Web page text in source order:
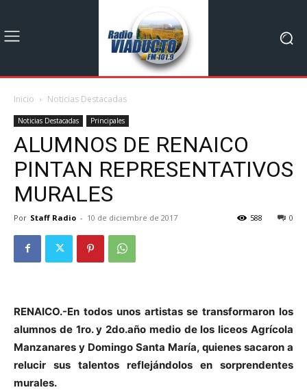
Inicio Noticias Destacadas
Noticias Destacadas Principales
ALUMNOS DE RENAICO
PINTAN REPRESENTATIVOS
MURALES
Por Staff Radio - 10 de diciembre de 2017 0
588
RENAICO.-En todos unos artistas se transformaron los
alumnos de 1ro. y 2do.año medio de los liceos Agrícola
Manzanares y Domingo Santa María, quienes sacaron a
relucir sus talentos reflejándolos en sorprendentes
murales.